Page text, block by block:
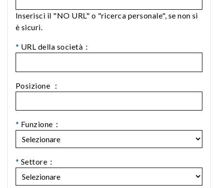
Inserisci il "NO URL" o "ricerca personale", se non si
è sicuri.
* URL della società：
Posizione ：
* Funzione：
* Settore：